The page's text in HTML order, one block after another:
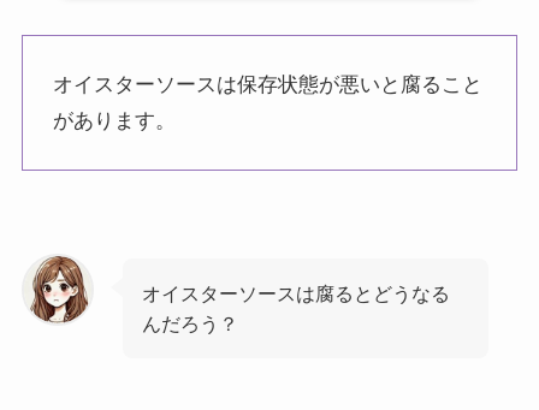
オイスターソースは保存状態が悪いと腐ること
があります。
オイスターソースは腐るとどうなる
んだろう？